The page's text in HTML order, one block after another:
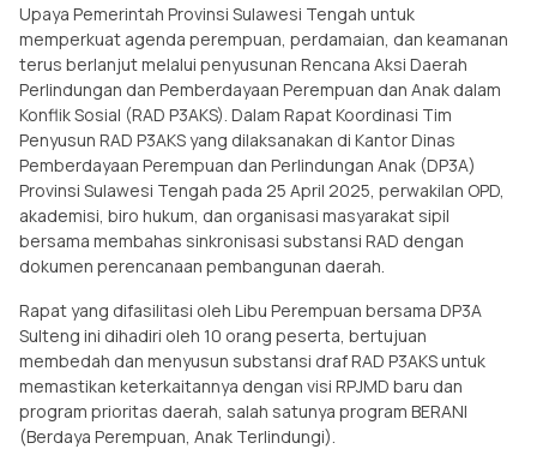
Upaya Pemerintah Provinsi Sulawesi Tengah untuk
memperkuat agenda perempuan, perdamaian, dan keamanan
terus berlanjut melalui penyusunan Rencana Aksi Daerah
Perlindungan dan Pemberdayaan Perempuan dan Anak dalam
Konflik Sosial (RAD P3AKS). Dalam Rapat Koordinasi Tim
Penyusun RAD P3AKS yang dilaksanakan di Kantor Dinas
Pemberdayaan Perempuan dan Perlindungan Anak (DP3A)
Provinsi Sulawesi Tengah pada 25 April 2025, perwakilan OPD,
akademisi, biro hukum, dan organisasi masyarakat sipil
bersama membahas sinkronisasi substansi RAD dengan
dokumen perencanaan pembangunan daerah.
Rapat yang difasilitasi oleh Libu Perempuan bersama DP3A
Sulteng ini dihadiri oleh 10 orang peserta, bertujuan
membedah dan menyusun substansi draf RAD P3AKS untuk
memastikan keterkaitannya dengan visi RPJMD baru dan
program prioritas daerah, salah satunya program BERANI
(Berdaya Perempuan, Anak Terlindungi).